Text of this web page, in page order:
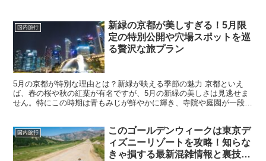
国内旅行
新緑の京都が美しすぎる！5月限
定の特別公開や穴場スポットを巡
る贅沢な旅プラン
5月の京都が特別な理由とは？新緑が映える季節の魅力 京都といえ
ば、春の桜や秋の紅葉が有名ですが、5月の新緑の美しさは見逃せま
せん。特にこの時期は青もみじが鮮やかに輝き、寺院や庭園が一段と
国内旅行
このゴールデンウィークは東京デ
ィズニーリゾートを攻略！知らな
きゃ損する最新混雑情報と裏技プ